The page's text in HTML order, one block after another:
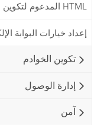
HTML المدعوم لتكوين موقع الويب
إعداد خيارات البوابة
تكوين الخوادم
إدارة الوصول
آمن